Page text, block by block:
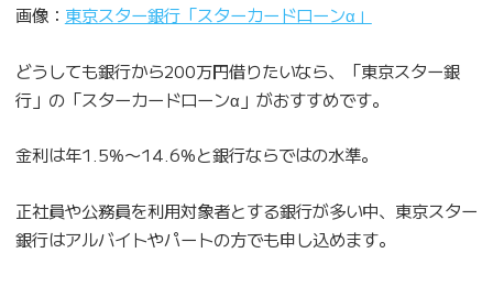
画像： 東京スター銀行「スターカードローンα」
どうしても銀行から200万円借りたいなら、「東京スター銀
行」の「スターカードローンα」がおすすめです。
金利は年1.5%〜14.6%と銀行ならではの水準。
正社員や公務員を利用対象者とする銀行が多い中、東京スター
銀行はアルバイトやパートの方でも申し込めます。